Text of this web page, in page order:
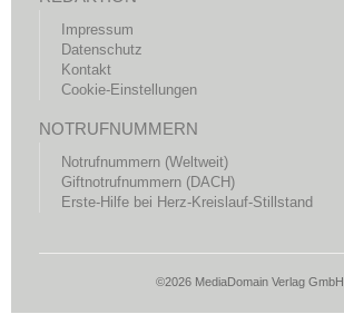
Impressum
Datenschutz
Kontakt
Cookie-Einstellungen
NOTRUFNUMMERN
Notrufnummern (Weltweit)
Giftnotrufnummern (DACH)
Erste-Hilfe bei Herz-Kreislauf-Stillstand
©2026 MediaDomain Verlag GmbH